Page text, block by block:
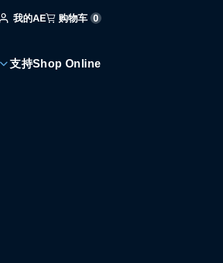
我的AE 购物车 0
支持Shop Online